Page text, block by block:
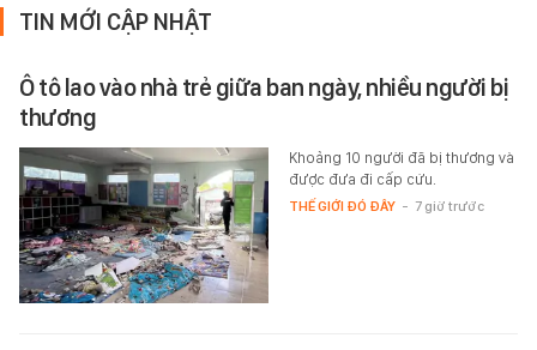
TIN MỚI CẬP NHẬT
Ô tô lao vào nhà trẻ giữa ban ngày, nhiều người bị
thương
Khoảng 10 người đã bị thương và
được đưa đi cấp cứu.
THẾ GIỚI ĐÓ ĐÂY - 7 giờ trước